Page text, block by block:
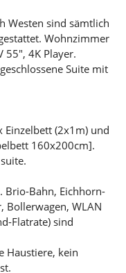
Westen sind sämtlich
Wohnzimmer
55", 4K Player.
Suite mit
(2x1m) und
160x200cm].
Brio-Bahn, Eichhorn-
Bollerwagen, WLAN
Flatrate) sind
Haustiere, kein